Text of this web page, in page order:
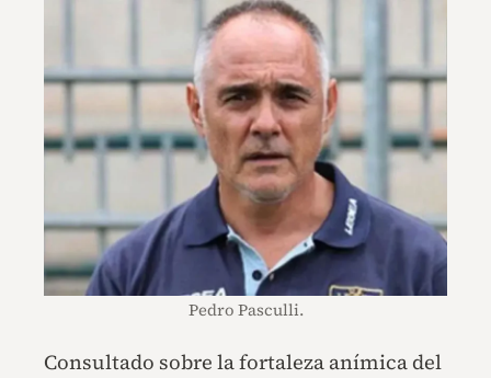
Pedro Pasculli.
Consultado sobre la fortaleza anímica del